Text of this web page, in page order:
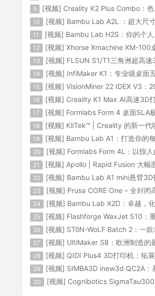
9 [视频] Creality K2 Plus Combo：色彩与尺寸的史诗级飞跃
10 [视频] Bambu Lab A2L ：超大尺寸家用打印机 告别拆件 轻松一体成
11 [视频] Bambu Lab H2S：你的个人智造中心
12 [视频] Xhorse Xmachine XM-100桌面级五轴CNC机床：卓越的精度和
13 [视频] FLSUN S1/T1三角洲超高速3D打印机 打印速度
14 [视频] InfiMaker K1：专业级桌面五轴数控机
15 [视频] VisionMiner 22 IDEX V3：2024年最佳工程材料3D打印
16 [视频] Creality K1 Max AI高速3D打印机：600mm/s打印速度 史诗般的飞
17 [视频] Formlabs Form 4 桌面SLA极速3D打印机 工业级打印质
18 [视频] KliTek™ | Creality 的新一代喷嘴更换系
19 [视频] Bambu Lab A1：打造你的每一份热
20 [视频] Formlabs Form 4L：以惊人的速度获得工业级
21 [视频] Apollo | Rapid Fusion 大幅面颗粒3D打印系
22 [视频] Bambu Lab A1 mini悬臂3D打印机：让多色打印成为
23 [视频] Prusa CORE One – 全封闭高速CoreXY 3D打印机配备主动腔体温度
24 [视频] Bambu Lab X2D：卓越，化繁为简！
25 [视频] Flashforge WaxJet 510：重新定义精度 专为K金珠宝铸造而
26 [视频] STōN-WoLF Batch 2：一款革命性的“飞行龙门架”3D打
27 [视频] UltiMaker S8：欧洲制造的最快的桌面双材料专业3D打印
28 [视频] QIDI Plus4 3D打印机：拓展您的想象力
29 [视频] SIMBA3D inew3d QC2A：基于AI建模的桌面全彩色3D打
30 [视频] Cognibotics SigmaTau3000 轻型机器人：智能制造的